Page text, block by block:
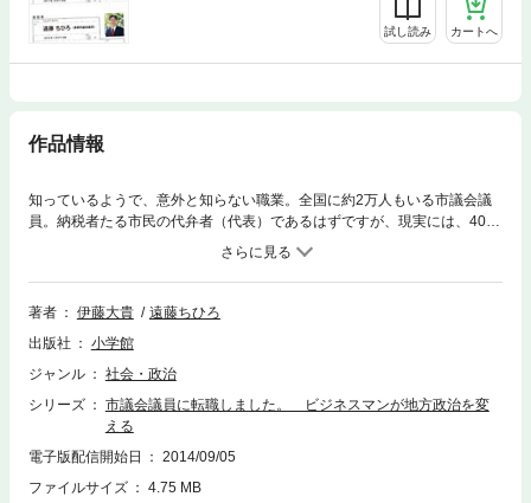
試し読み カートへ
作品情報
知っているようで、意外と知らない職業。全国に約2万人もいる市議会議
員。納税者たる市民の代弁者（代表）であるはずですが、現実には、40歳
未満の議員は5.6％、女性議員は13.5％しかいません。また、実際には何
をしているのか、市民にはなかなか実態のつかめない職業ですが、私たち
の生活に直結する、地方政治を担う重要な仕事です。今こそ、若い力、そ
してビジネス経験者の感覚が必要とされています。終身雇用が揺らぎ、転
いかがでしょうか？政治の世界とは縁もゆかりもなかったけれど、仕事を
辞めて立候補、上位当選を果たした若手議員が、地方政治でのビジネス経
著者 伊藤大貴
遠藤ちひろ
出版社
小学館
ジャンル
社会・政治
シリーズ
市議会議員に転職しました。 ビジネスマンが地方政治を変
える
電子版配信開始日
2014/09/05
ファイルサイズ
4.75 MB